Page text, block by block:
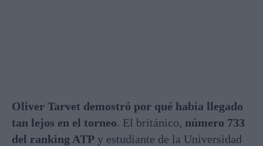
Oliver Tarvet demostró por qué había llegado
tan lejos en el torneo. El británico, número 733
del ranking ATP y estudiante de la Universidad